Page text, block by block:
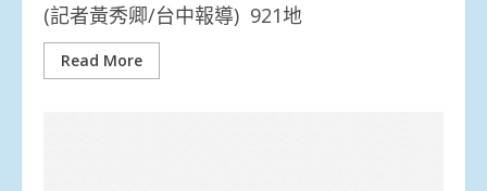
(記者黃秀卿/台中報導) 921地
Read More